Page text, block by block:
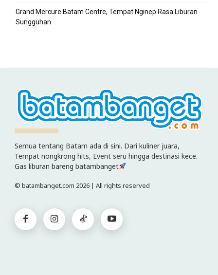
Grand Mercure Batam Centre, Tempat Nginep Rasa Liburan
Sungguhan
Semua tentang Batam ada di sini. Dari kuliner juara,
Tempat nongkrong hits, Event seru hingga destinasi kece.
Gas liburan bareng batambanget
© batambanget.com 2026 | All rights reserved